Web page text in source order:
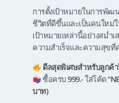
การตั้งเป้าหมายในการพัฒ
ชีวิตที่ดีขึ้นและเป็นคนใหม่
เป้าหมายเหล่านี้อย่างสม่ำ
ความสำเร็จและความสุข
ดีลสุดพิเศษสำหรับลูกค้
ซื้อครบ999.-ใส่โค้ด
บาท)